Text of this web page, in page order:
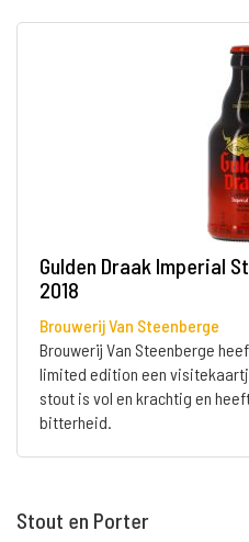
Gulden Draak Imperial
2018
Brouwerij Van Steenberge
Brouwerij Van Steenberge
limited edition een
stout is vol en krachtig en
bitterheid.
Stout en Porter